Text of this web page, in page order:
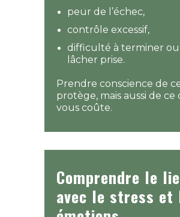
peur de l’échec,
contrôle excessif,
difficulté à terminer ou
lâcher prise.
Prendre conscience de ce
protège, mais aussi de ce
vous coûte.
Comprendre le
avec le stress et